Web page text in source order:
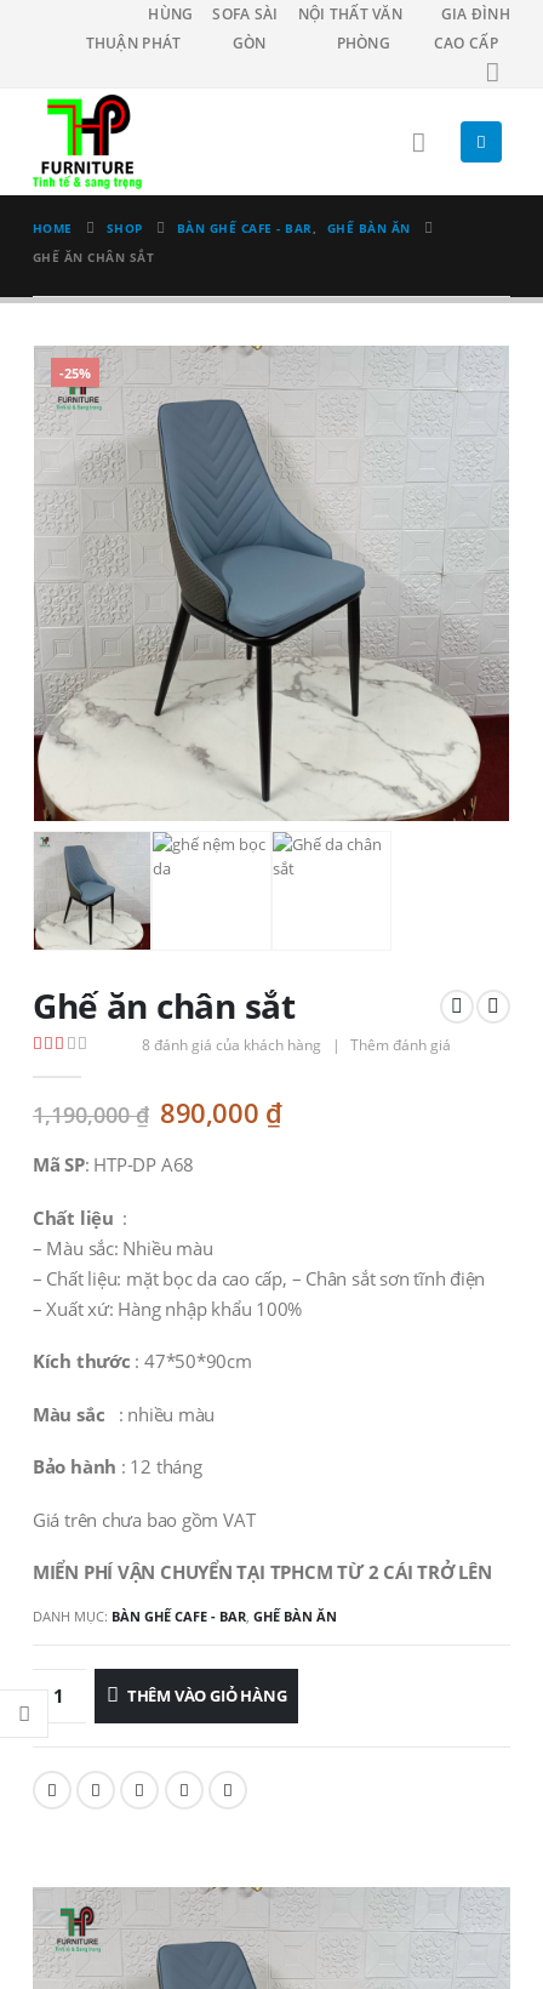
HÙNG
THUẬN PHÁT
SOFA SÀI
GÒN
NỘI THẤT VĂN
PHÒNG
GIA ĐÌNH
CAO CẤP
HOME SHOP BÀN GHẾ CAFE - BAR,
GHẾ BÀN ĂN
GHẾ ĂN CHÂN SẮT
-25%
Ghế ăn chân sắt
8 đánh giá của khách hàng | Thêm đánh giá
1,190,000₫ Original
price
was:
890,000 ₫Current
Mã SP: HTP-DP A68
Chất liệu :
– Màu sắc: Nhiều màu
– Chất liệu: mặt bọc da cao cấp, – Chân sắt sơn tĩnh điện
– Xuất xứ: Hàng nhập khẩu 100%
Kích thước : 47*50*90cm
Màu sắc : nhiều màu
Bảo hành : 12 tháng
Giá trên chưa bao gồm VAT
MIỂN PHÍ VẬN CHUYỂN TẠI TPHCM TỪ 2 CÁI TRỞ LÊN
DANH MỤC: BÀN GHẾ CAFE - BAR, GHẾ BÀN ĂN
THÊM VÀO GIỎ HÀNG